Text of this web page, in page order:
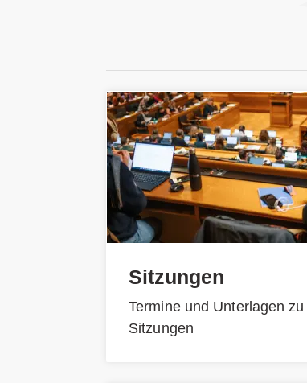
Sitzungen
Termine und Unterlagen zu
Sitzungen